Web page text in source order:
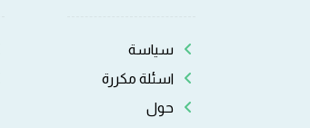
سياسة
اسئلة مكررة
حول